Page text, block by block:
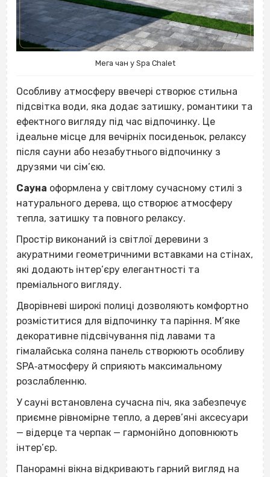
Мега чан у Spa Chalet
Особливу атмосферу ввечері створює стильна
підсвітка води, яка додає затишку, романтики та
ефектного вигляду під час відпочинку. Це
ідеальне місце для вечірніх посиденьок, релаксу
після сауни або незабутнього відпочинку з
друзями чи сім’єю.
Сауна оформлена у світлому сучасному стилі з
натурального дерева, що створює атмосферу
тепла, затишку та повного релаксу.
Простір виконаний із світлої деревини з
акуратними геометричними вставками на стінах,
які додають інтер’єру елегантності та
преміального вигляду.
Дворівневі широкі полиці дозволяють комфортно
розміститися для відпочинку та паріння. М’яке
декоративне підсвічування під лавами та
гімалайська соляна панель створюють особливу
SPA‐атмосферу й сприяють максимальному
розслабленню.
У сауні встановлена сучасна піч, яка забезпечує
приємне рівномірне тепло, а дерев’яні аксесуари
— відерце та черпак — гармонійно доповнюють
інтер’єр.
Панорамні вікна відкривають гарний вигляд на